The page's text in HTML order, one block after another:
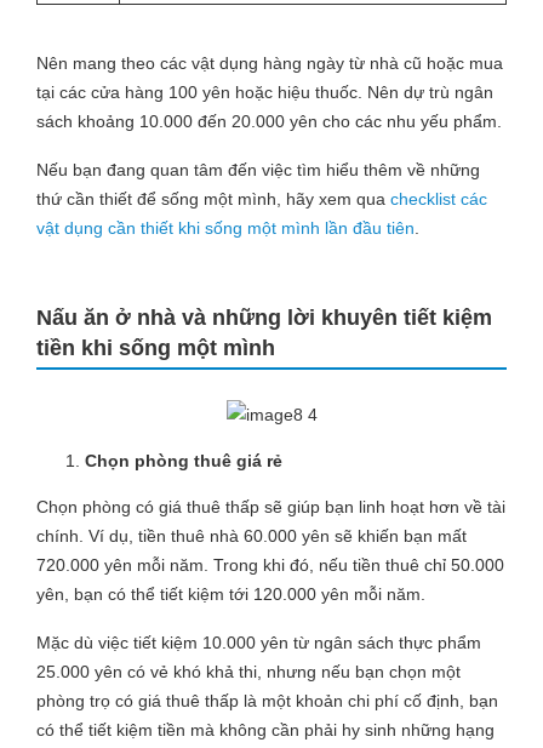
Nên mang theo các vật dụng hàng ngày từ nhà cũ hoặc mua
tại các cửa hàng 100 yên hoặc hiệu thuốc. Nên dự trù ngân
sách khoảng 10.000 đến 20.000 yên cho các nhu yếu phẩm.
Nếu bạn đang quan tâm đến việc tìm hiểu thêm về những
thứ cần thiết để sống một mình, hãy xem qua checklist các
vật dụng cần thiết khi sống một mình lần đầu tiên
Nấu ăn ở nhà và những lời khuyên tiết kiệm
tiền khi sống một mình
Chọn phòng thuê giá rẻ
Chọn phòng có giá thuê thấp sẽ giúp bạn linh hoạt hơn về tài
chính. Ví dụ, tiền thuê nhà 60.000 yên sẽ khiến bạn mất
720.000 yên mỗi năm. Trong khi đó, nếu tiền thuê chỉ 50.000
yên, bạn có thể tiết kiệm tới 120.000 yên mỗi năm.
Mặc dù việc tiết kiệm 10.000 yên từ ngân sách thực phẩm
25.000 yên có vẻ khó khả thi, nhưng nếu bạn chọn một
phòng trọ có giá thuê thấp là một khoản chi phí cố định, bạn
có thể tiết kiệm tiền mà không cần phải hy sinh những hạng